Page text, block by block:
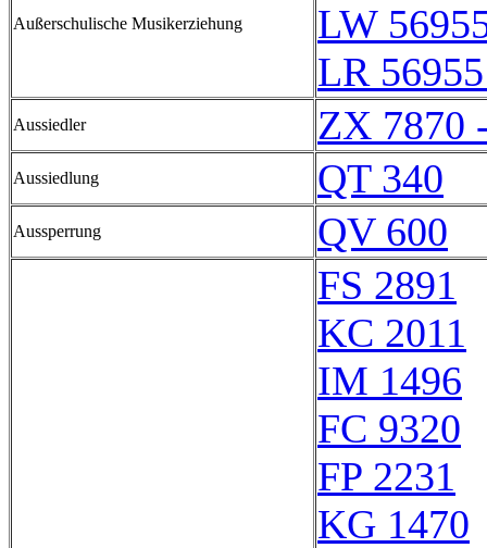
Außerschulische Musikerziehung
LW
LR
Aussiedler ZX 7870
Aussiedlung QT 340
Aussperrung QV 600
FS 2891
KC 2011
IM 1496
FC 9320
FP 2231
KG 1470